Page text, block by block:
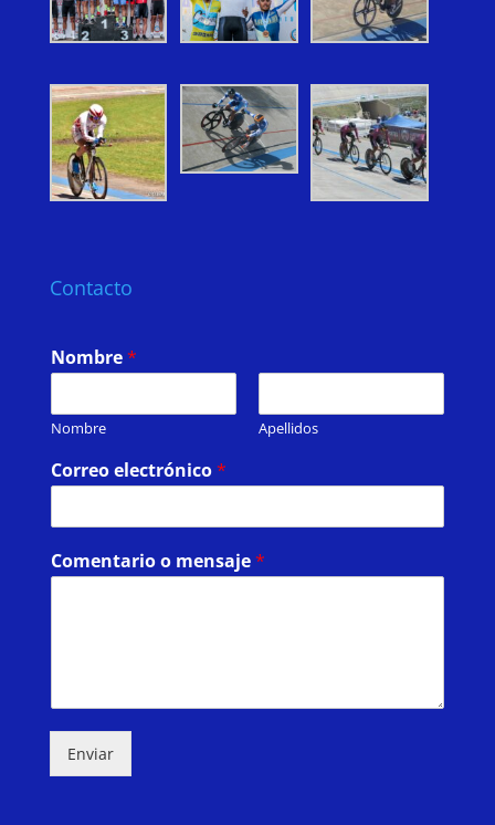
Contacto
Nombre*
Nombre Apellidos
Correo electrónico*
Comentario o mensaje*
Enviar